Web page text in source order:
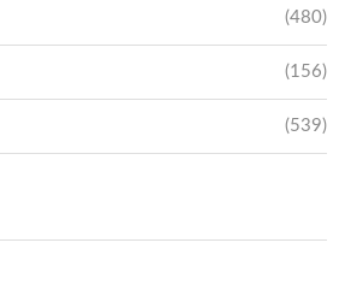
(480)
(156)
(539)